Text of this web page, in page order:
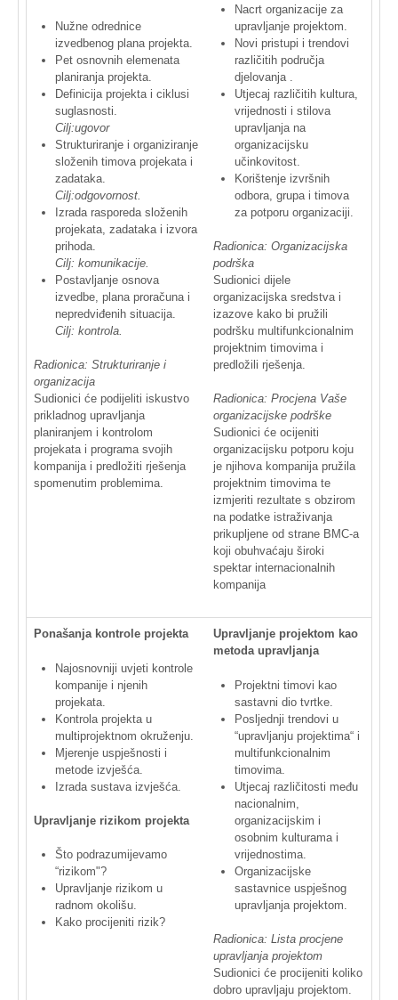
Nužne odrednice
izvedbenog plana projekta
Pet osnovnih elemenata
planiranja projekta
Definicija projekta i ciklusi
suglasnosti
Cilj:ugovor
Strukturiranje i organiziranje
složenih timova projekata i
zadataka
Cilj:odgovornost
Izrada rasporeda složenih
projekata zadataka i izvora
prihoda
Cilj: komunikacije
Postavljanje osnova
izvedbe plana proračuna i
nepredviđenih situacija
Cilj: kontrola
Radionica: Strukturiranje i
organizacija
Sudionici će podijeliti iskustvo
prikladnog upravljanja
planiranjem i kontrolom
projekata i programa svojih
kompanija i predložiti rješenja
spomenutim problemima
Nacrt organizacije za
upravljanje projektom
Novi pristupi i trendovi
različitih područja
djelovanja
Utjecaj različitih kultura
vrijednosti i stilova
upravljanja na
organizacijsku
učinkovitost
Korištenje izvršnih
odbora grupa i timova
za potporu organizaciji
Radionica: Organizacijska
podrška
Sudionici dijele
organizacijska sredstva i
izazove kako bi pružili
podršku multifunkcionalnim
projektnim timovima i
predložili rješenja
Radionica: Procjena Vaše
organizacijske podrške
Sudionici će ocijeniti
organizacijsku potporu koju
je njihova kompanija pružila
projektnim timovima te
izmjeriti rezultate s obzirom
na podatke istraživanja
prikupljene od strane BMC-a
koji obuhvaćaju široki
spektar internacionalnih
kompanija
Ponašanja kontrole projekta
Najosnovniji uvjeti kontrole
kompanije i njenih
projekata
Kontrola projekta u
multiprojektnom okruženju
Mjerenje uspješnosti i
metode izvješća
Izrada sustava izvješća
Upravljanje rizikom projekta
Što podrazumijevamo
“rizikom"?
Upravljanje rizikom u
radnom okolišu
Kako procijeniti rizik?
Upravljanje projektom kao
metoda upravljanja
Projektni timovi kao
sastavni dio tvrtke
Posljednji trendovi u
“upravljanju projektima“ i
multifunkcionalnim
timovima
Utjecaj različitosti među
nacionalnim
organizacijskim i
osobnim kulturama i
vrijednostima
Organizacijske
sastavnice uspješnog
upravljanja projektom
Radionica: Lista procjene
upravljanja projektom
Sudionici će procijeniti koliko
dobro upravljaju projektom